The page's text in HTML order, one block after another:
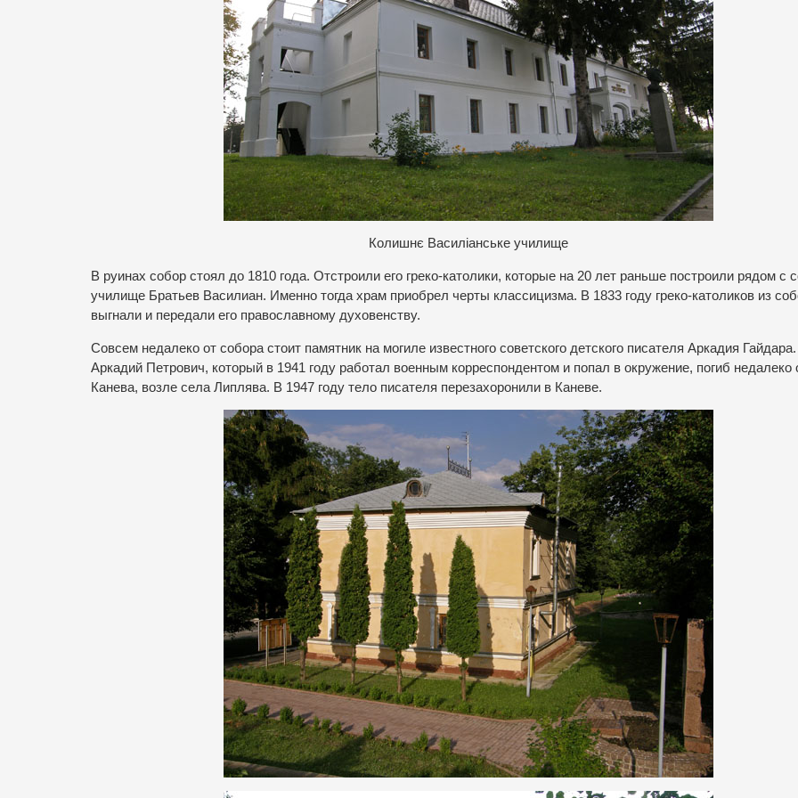
Колишнє Василіанське училище
В руинах собор стоял до 1810 года. Отстроили его греко-католики, которые на 20 лет раньше построили рядом с
училище Братьев Василиан. Именно тогда храм приобрел черты классицизма. В 1833 году греко-католиков из
выгнали и передали его православному духовенству.
Совсем недалеко от собора стоит памятник на могиле известного советского детского писателя Аркадия Гайдара.
Аркадий Петрович, который в 1941 году работал военным корреспондентом и попал в окружение, погиб недалеко
Канева, возле села Липлява. В 1947 году тело писателя перезахоронили в Каневе.